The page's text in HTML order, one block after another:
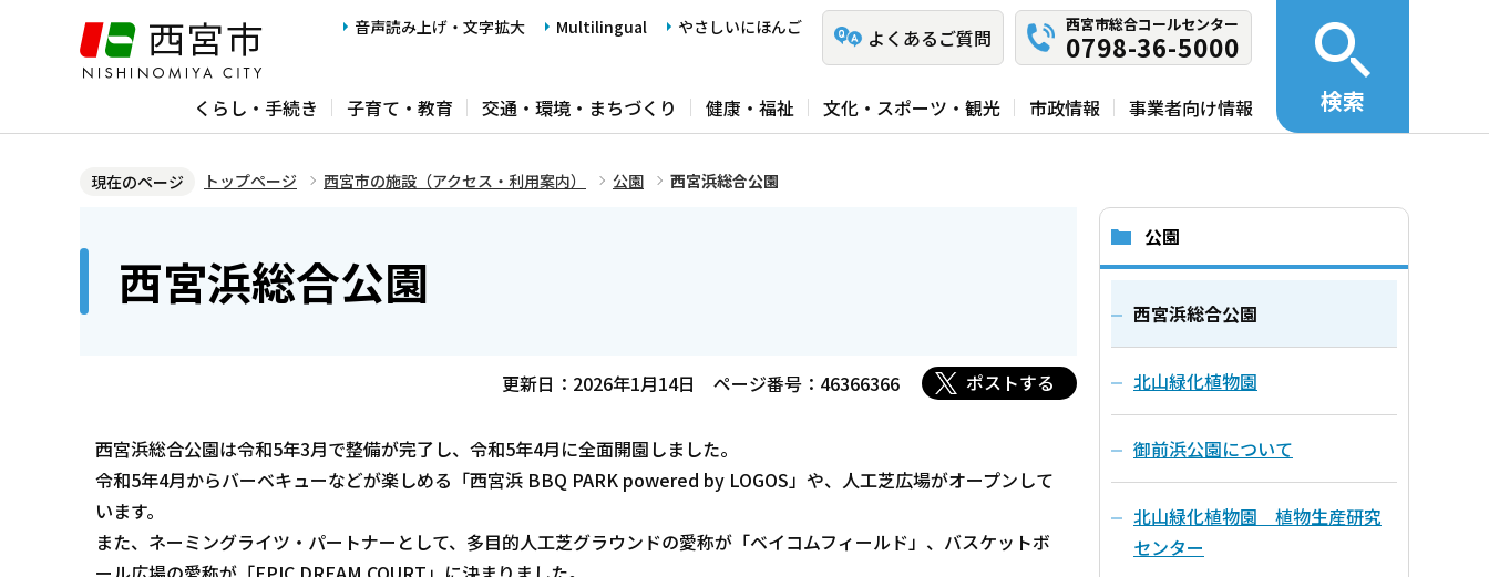
ジ
音声読み上げ・文字拡大 Multilingual やさしいにほんご よくあるご質問
西宮市総合コールセンター
0798-36-5000
くらし・手続き 子育て・教育 交通・環境・まちづくり 健康・福祉 文化・スポーツ・観光 市政情報 事業者向け情報 検索
現在のページ トップページ 西宮市の施設（アクセス・利用案内） 公園 西宮浜総合公園
西宮浜総合公園
更新日：2026年1月14日 ページ番号：46366366 ポストする
西宮浜総合公園は令和5年3月で整備が完了し、令和5年4月に全面開園しました。
令和5年4月からバーベキューなどが楽しめる「西宮浜 BBQ PARK powered by LOGOS」や、人工芝広場がオープンして
います。
また、ネーミングライツ・パートナーとして、多目的人工芝グラウンドの愛称が「ベイコムフィールド」、バスケットボ
公園
西宮浜総合公園
北山緑化植物園
御前浜公園について
北山緑化植物園 植物生産研究
センター